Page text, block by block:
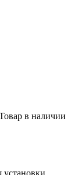
в наличии
установки